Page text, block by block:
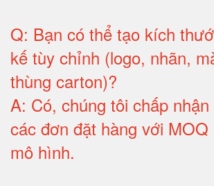
Q: Bạn có thể tạo kích
kế tùy chỉnh (logo, nhãn,
thùng carton)?
A: Có, chúng tôi chấp
các đơn đặt hàng với
mô hình.